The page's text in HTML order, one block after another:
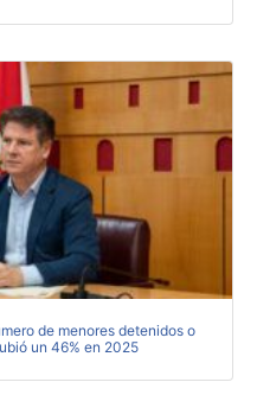
de menores detenidos o
un 46% en 2025